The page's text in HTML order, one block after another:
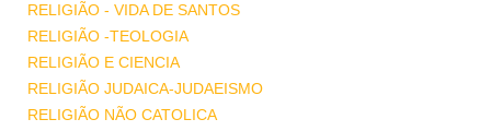
RELIGIÃO - VIDA DE SANTOS
RELIGIÃO -TEOLOGIA
RELIGIÃO E CIENCIA
RELIGIÃO JUDAICA-JUDAEISMO
RELIGIÃO NÃO CATOLICA